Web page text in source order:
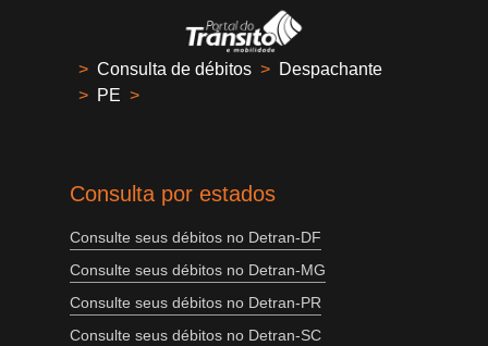
> Consulta de débitos > Despachante
> PE >
Consulta por estados
Consulte seus débitos no Detran-DF
Consulte seus débitos no Detran-MG
Consulte seus débitos no Detran-PR
Consulte seus débitos no Detran-SC